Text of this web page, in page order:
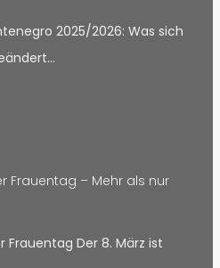
2025/2026: Was sich
Frauentag – Mehr als nur
Frauentag Der 8. März ist